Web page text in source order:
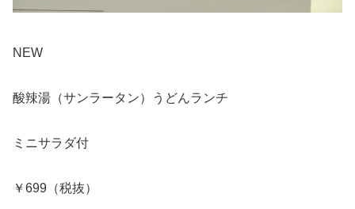
NEW
酸辣湯（サンラータン）うどんランチ
ミニサラダ付
￥699（税抜）